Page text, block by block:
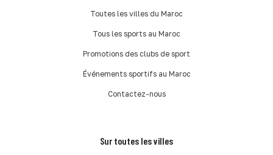
Toutes les villes du Maroc
Tous les sports au Maroc
Promotions des clubs de sport
Événements sportifs au Maroc
Contactez-nous
Sur toutes les villes